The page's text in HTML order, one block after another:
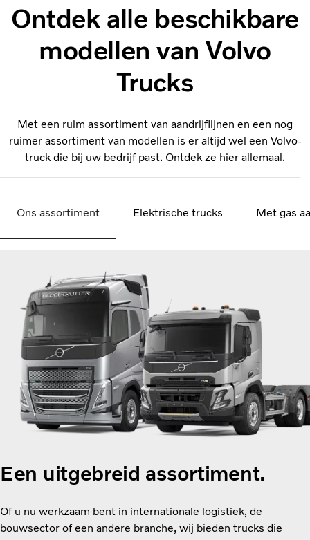
Ontdek alle beschikbare
modellen van Volvo
Trucks
Met een ruim assortiment van aandrijflijnen en een nog
ruimer assortiment van modellen is er altijd wel een Volvo-
truck die bij uw bedrijf past. Ontdek ze hier allemaal.
Ons assortiment Elektrische trucks Met gas
Een uitgebreid assortiment.
Of u nu werkzaam bent in internationale logistiek, de
bouwsector of een andere branche, wij bieden trucks die